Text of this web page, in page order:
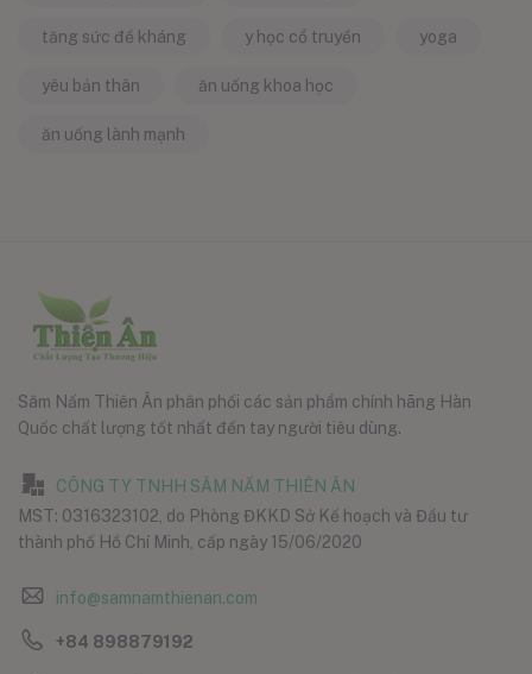
tăng sức đề kháng y học cổ truyền yoga
yêu bản thân ăn uống khoa học
ăn uống lành mạnh
Sâm Nấm Thiên Ân phân phối các sản phẩm chính hãng Hàn
Quốc chất lượng tốt nhất đến tay người tiêu dùng.
CÔNG TY TNHH SÂM NẤM THIÊN ÂN
MST: 0316323102, do Phòng ĐKKD Sở Kế hoạch và Đầu tư
thành phố Hồ Chí Minh, cấp ngày 15/06/2020
info@samnamthienan.com
+84 898879192